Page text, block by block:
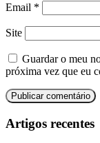
Email *
Site
Guardar o meu
próxima vez que eu
Artigos recentes